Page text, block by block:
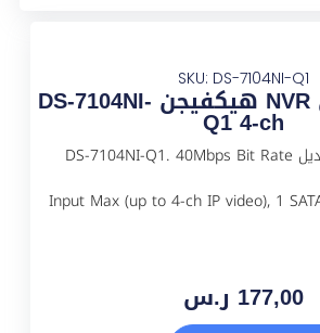
SKU: DS-7104NI-Q1
جهاز تسجيل NVR هيكفيجن DS-7104NI-
Q1 4-ch
جهاز تسجيل NVR موديل DS-7104NI-Q1. 40Mbps Bit Rate
Input Max (up to 4-ch IP video), 1
177,00 ر.س